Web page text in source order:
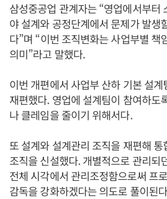
삼성중공업 관계자는 “영업에서부터
야 설계와 공정단계에서 문제가 발생
다”며 “이번 조직변화는 사업부별 책
의미”라고 말했다.
이번 개편에서 사업부 산하 기본 설
재편했다. 영업에 설계팀이 참여하도
나 클레임을 줄이기 위해서다.
또 설계와 설계관리 조직을 재편해
조직을 신설했다. 개별적으로 관리되
전체 시각에서 관리조정함으로써 프
감독을 강화하겠다는 의도로 풀이된